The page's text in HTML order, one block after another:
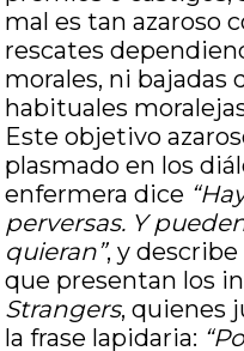
mal es tan azaroso
rescates
morales, ni bajadas
habituales
Este objetivo
plasmado en los
enfermera dice
perversas. Y
quieran”, y
que presentan los
Strangers, quienes
la frase lapidaria: